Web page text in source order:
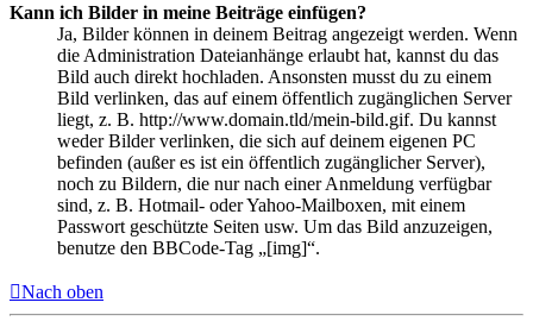
Kann ich Bilder in meine Beiträge einfügen?
Ja, Bilder können in deinem Beitrag angezeigt werden. Wenn
die Administration Dateianhänge erlaubt hat, kannst du das
Bild auch direkt hochladen. Ansonsten musst du zu einem
Bild verlinken, das auf einem öffentlich zugänglichen Server
liegt, z. B. http://www.domain.tld/mein-bild.gif. Du kannst
weder Bilder verlinken, die sich auf deinem eigenen PC
befinden (außer es ist ein öffentlich zugänglicher Server),
noch zu Bildern, die nur nach einer Anmeldung verfügbar
sind, z. B. Hotmail- oder Yahoo-Mailboxen, mit einem
Passwort geschützte Seiten usw. Um das Bild anzuzeigen,
benutze den BBCode-Tag „[img]“.
Nach oben